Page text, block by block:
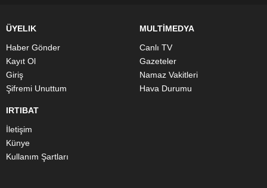
ÜYELIK
Haber Gönder
Kayıt Ol
Giriş
Şifremi Unuttum
MULTİMEDYA
Canlı TV
Gazeteler
Namaz Vakitleri
Hava Durumu
IRTIBAT
İletişim
Künye
Kullanım Şartları